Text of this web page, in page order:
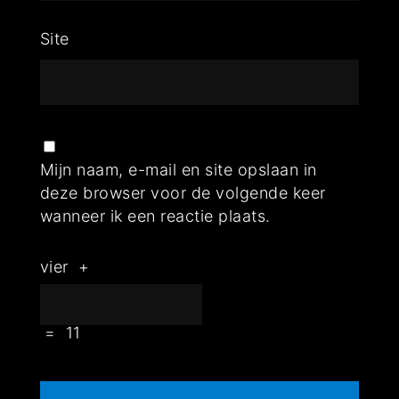
Site
Mijn naam, e-mail en site opslaan in
deze browser voor de volgende keer
wanneer ik een reactie plaats.
vier +
= 11